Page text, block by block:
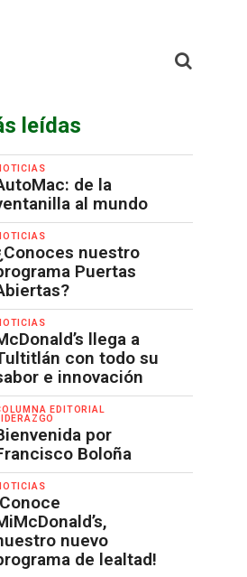
leídas
de la
al mundo
nuestro
Puertas
llega a
con todo su
e innovación
EDITORIAL
por
Boloña
nuevo
de lealtad!